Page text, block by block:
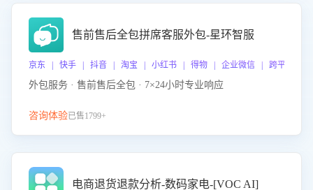
售前售后全包拼席客服外包-星环智服
京东 | 快手 | 抖音 | 淘宝 | 小红书 | 得物 | 企业微信 | 跨平台
外包服务 · 售前售后全包 · 7×24小时专业响应
咨询体验已售1799+
电商退货退款分析-数码家电-[VOC AI]